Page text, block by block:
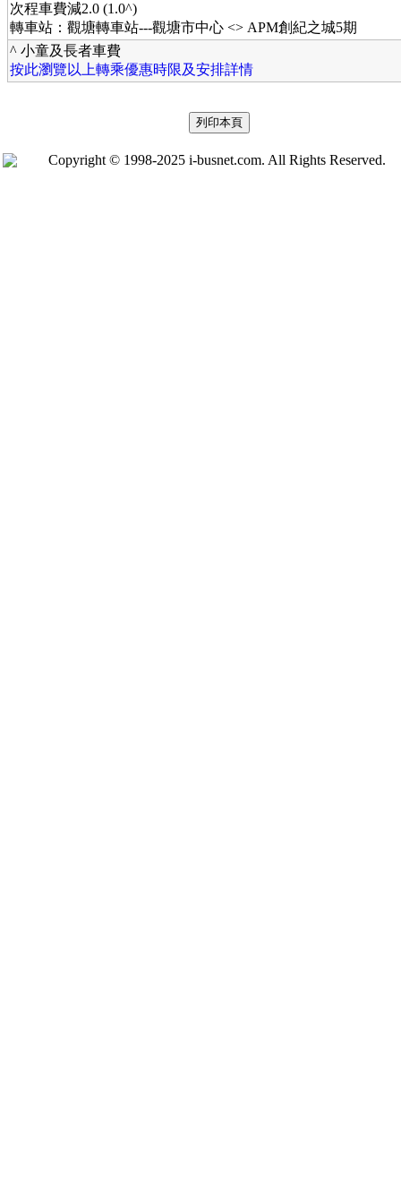
次程車費減2.0 (1.0^)
轉車站：觀塘轉車站---觀塘市中心 <> APM創紀之城5期
^ 小童及長者車費
按此瀏覽以上轉乘優惠時限及安排詳情
Copyright © 1998-2025 i-busnet.com. All Rights Reserved.